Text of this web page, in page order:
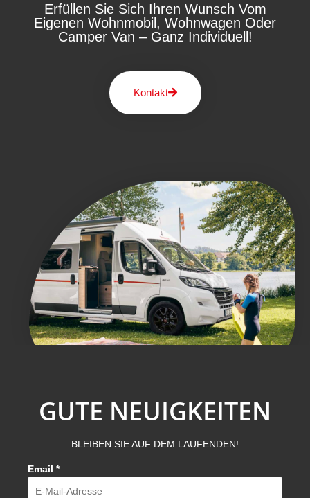
Erfüllen Sie Sich Ihren Wunsch Vom
Eigenen Wohnmobil, Wohnwagen Oder
Camper Van – Ganz Individuell!
Kontakt
GUTE NEUIGKEITEN
BLEIBEN SIE AUF DEM LAUFENDEN!
Email *